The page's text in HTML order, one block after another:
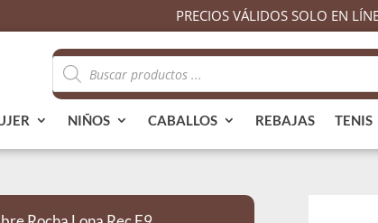
PRECIOS VÁLIDOS SOLO EN
Búsqueda
de
productos
NIÑOS CABALLOS REBAJAS TENIS